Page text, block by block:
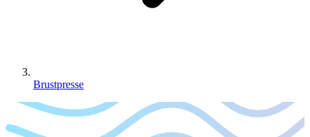
Brustpresse